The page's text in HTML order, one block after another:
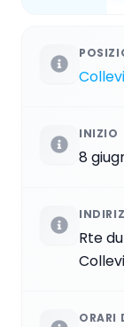
INIZIO
8
Rte
ORARI